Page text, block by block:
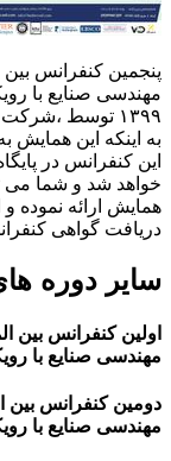
پنجمین کنفرانس بین
۱۳۹۹ توسط
به اینکه این
این کنفرانس در
خواهد شد و شما می
همایش ارائه نموده و
دریافت گواهی
سایر دوره
اولین کنفرانس بین
مهندسی صنایع با
دومین کنفرانس بین
مهندسی صنایع با